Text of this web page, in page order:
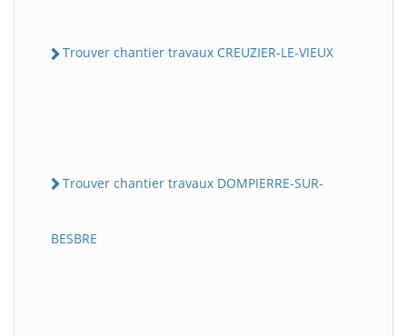
Trouver chantier travaux CREUZIER-LE-VIEUX
Trouver chantier travaux DOMPIERRE-SUR-
BESBRE